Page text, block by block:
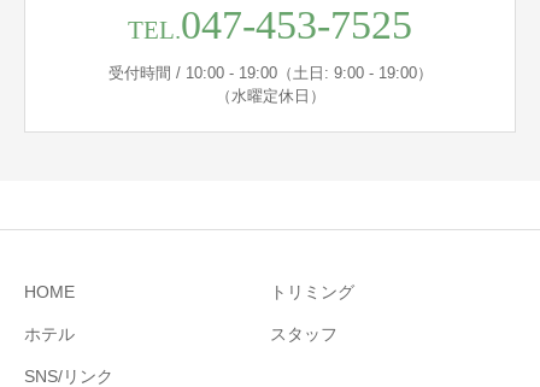
TEL.047-453-7525
受付時間 / 10:00 - 19:00（土日: 9:00 - 19:00）
（水曜定休日）
HOME トリミング
ホテル スタッフ
SNS/リンク